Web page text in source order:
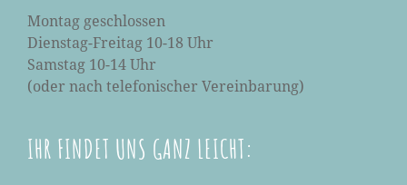
Montag geschlossen
Dienstag-Freitag 10-18 Uhr
Samstag 10-14 Uhr
(oder nach telefonischer Vereinbarung)
IHR FINDET UNS GANZ LEICHT: